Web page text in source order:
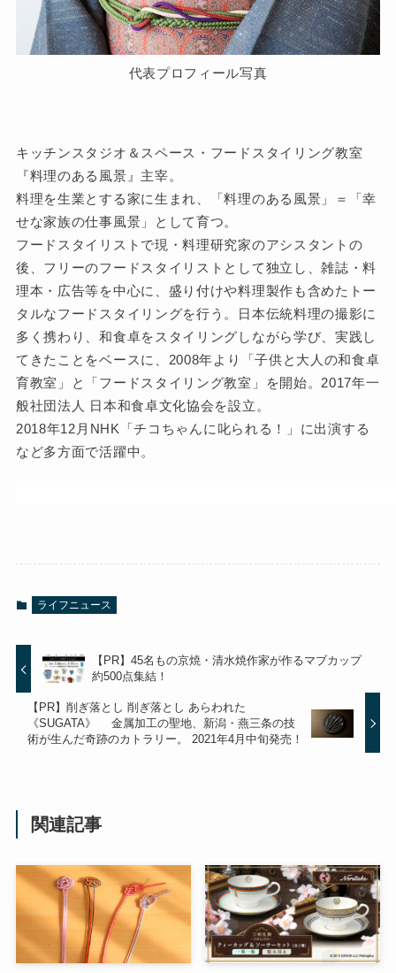
代表プロフィール写真
キッチンスタジオ＆スペース・フードスタイリング教室
『料理のある風景』主宰。
料理を生業とする家に生まれ、「料理のある風景」＝「幸
せな家族の仕事風景」として育つ。
フードスタイリストで現・料理研究家のアシスタントの
後、フリーのフードスタイリストとして独立し、雑誌・料
理本・広告等を中心に、盛り付けや料理製作も含めたトー
タルなフードスタイリングを行う。日本伝統料理の撮影に
多く携わり、和食卓をスタイリングしながら学び、実践し
てきたことをベースに、2008年より「子供と大人の和食卓
育教室」と「フードスタイリング教室」を開始。2017年一
般社団法人 日本和食卓文化協会を設立。
2018年12月NHK「チコちゃんに叱られる！」に出演する
など多方面で活躍中。
ライフニュース
【PR】45名もの京焼・清水焼作家が作るマブカップ
約500点集結！
【PR】削ぎ落とし 削ぎ落とし あらわれた
《SUGATA》 金属加工の聖地、新潟・燕三条の技
術が生んだ奇跡のカトラリー。 2021年4月中旬発売！
関連記事